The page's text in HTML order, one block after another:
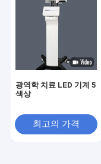
광역학 치료 LED 기계 5
색상
최고의 가격